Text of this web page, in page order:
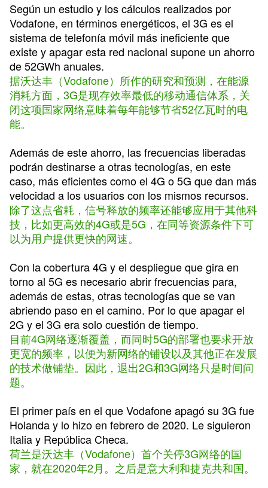
Según un estudio y los cálculos realizados por
Vodafone, en términos energéticos, el 3G es el
sistema de telefonía móvil más ineficiente que
existe y apagar esta red nacional supone un ahorro
de 52GWh anuales.
据沃达丰（Vodafone）所作的研究和预测，在能源
消耗方面，3G是现存效率最低的移动通信体系，关
闭这项国家网络意味着每年能够节省52亿瓦时的电
能。
Además de este ahorro, las frecuencias liberadas
podrán destinarse a otras tecnologías, en este
caso, más eficientes como el 4G o 5G que dan más
velocidad a los usuarios con los mismos recursos.
除了这点省耗，信号释放的频率还能够应用于其他科
技，比如更高效的4G或是5G，在同等资源条件下可
以为用户提供更快的网速。
Con la cobertura 4G y el despliegue que gira en
torno al 5G es necesario abrir frecuencias para,
además de estas, otras tecnologías que se van
abriendo paso en el camino. Por lo que apagar el
2G y el 3G era solo cuestión de tiempo.
目前4G网络逐渐覆盖，而同时5G的部署也要求开放
更宽的频率，以便为新网络的铺设以及其他正在发展
的技术做铺垫。因此，退出2G和3G网络只是时间问
题。
El primer país en el que Vodafone apagó su 3G fue
Holanda y lo hizo en febrero de 2020. Le siguieron
Italia y República Checa.
荷兰是沃达丰（Vodafone）首个关停3G网络的国
家，就在2020年2月。之后是意大利和捷克共和国。